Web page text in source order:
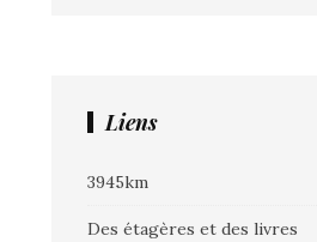
Liens
3945km
Des étagères et des livres